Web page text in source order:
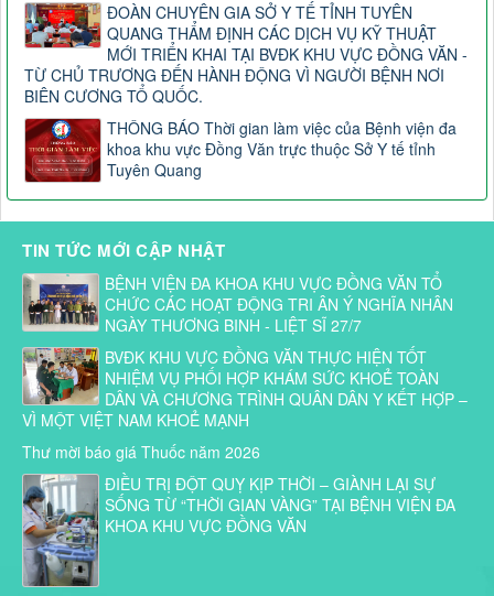
ĐOÀN CHUYÊN GIA SỞ Y TẾ TỈNH TUYÊN
QUANG THẨM ĐỊNH CÁC DỊCH VỤ KỸ THUẬT
MỚI TRIỂN KHAI TẠI BVĐK KHU VỰC ĐỒNG VĂN -
TỪ CHỦ TRƯƠNG ĐẾN HÀNH ĐỘNG VÌ NGƯỜI BỆNH NƠI
BIÊN CƯƠNG TỔ QUỐC.
THÔNG BÁO Thời gian làm việc của Bệnh viện đa
khoa khu vực Đồng Văn trực thuộc Sở Y tế tỉnh
Tuyên Quang
TIN TỨC MỚI CẬP NHẬT
BỆNH VIỆN ĐA KHOA KHU VỰC ĐỒNG VĂN TỔ
CHỨC CÁC HOẠT ĐỘNG TRI ÂN Ý NGHĨA NHÂN
NGÀY THƯƠNG BINH - LIỆT SĨ 27/7
BVĐK KHU VỰC ĐỒNG VĂN THỰC HIỆN TỐT
NHIỆM VỤ PHỐI HỢP KHÁM SỨC KHOẺ TOÀN
DÂN VÀ CHƯƠNG TRÌNH QUÂN DÂN Y KẾT HỢP –
VÌ MỘT VIỆT NAM KHOẺ MẠNH
Thư mời báo giá Thuốc năm 2026
ĐIỀU TRỊ ĐỘT QUỴ KỊP THỜI – GIÀNH LẠI SỰ
SỐNG TỪ “THỜI GIAN VÀNG” TẠI BỆNH VIỆN ĐA
KHOA KHU VỰC ĐỒNG VĂN